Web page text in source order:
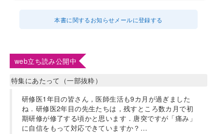
本書に関するお知らせメールに登録する
web立ち読み公開中
特集にあたって（一部抜粋）
研修医1年目の皆さん，医師生活も9カ月が過ぎました
ね．研修医2年目の先生たちは，残すところ数カ月で初
期研修が修了する頃かと思います．唐突ですが「痛み」
に自信をもって対応できていますか？…